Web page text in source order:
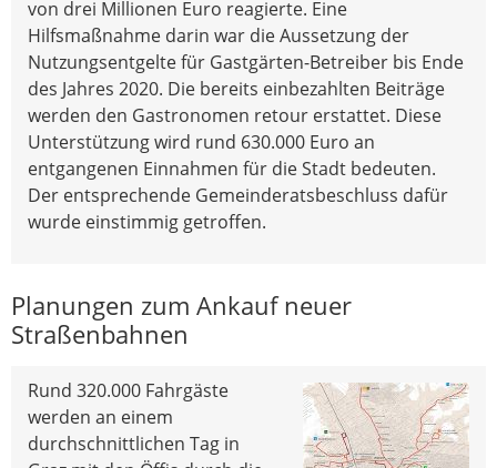
von drei Millionen Euro reagierte. Eine
Hilfsmaßnahme darin war die Aussetzung der
Nutzungsentgelte für Gastgärten-Betreiber bis Ende
des Jahres 2020. Die bereits einbezahlten Beiträge
werden den Gastronomen retour erstattet. Diese
Unterstützung wird rund 630.000 Euro an
entgangenen Einnahmen für die Stadt bedeuten.
Der entsprechende Gemeinderatsbeschluss dafür
wurde einstimmig getroffen.
Planungen zum Ankauf neuer
Straßenbahnen
Rund 320.000 Fahrgäste
werden an einem
durchschnittlichen Tag in